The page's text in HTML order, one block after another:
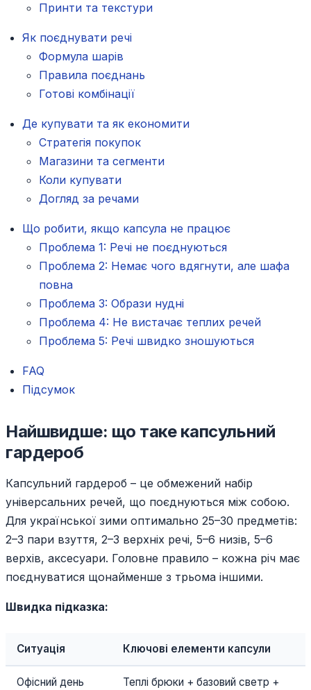
Принти та текстури
Як поєднувати речі
Формула шарів
Правила поєднань
Готові комбінації
Де купувати та як економити
Стратегія покупок
Магазини та сегменти
Коли купувати
Догляд за речами
Що робити, якщо капсула не працює
Проблема 1: Речі не поєднуються
Проблема 2: Немає чого вдягнути, але шафа
повна
Проблема 3: Образи нудні
Проблема 4: Не вистачає теплих речей
Проблема 5: Речі швидко зношуються
FAQ
Підсумок
Найшвидше: що таке капсульний
гардероб
Капсульний гардероб – це обмежений набір
універсальних речей, що поєднуються між собою.
Для української зими оптимально 25–30 предметів:
2–3 пари взуття, 2–3 верхніх речі, 5–6 низів, 5–6
верхів, аксесуари. Головне правило – кожна річ має
поєднуватися щонайменше з трьома іншими.
Швидка підказка:
Ситуація Ключові елементи капсули
Офісний день
Теплі брюки + базовий светр +